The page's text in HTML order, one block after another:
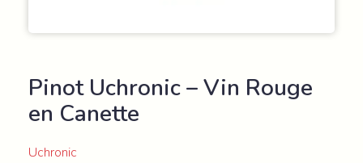
Pinot Uchronic – Vin Rouge
en Canette
Uchronic